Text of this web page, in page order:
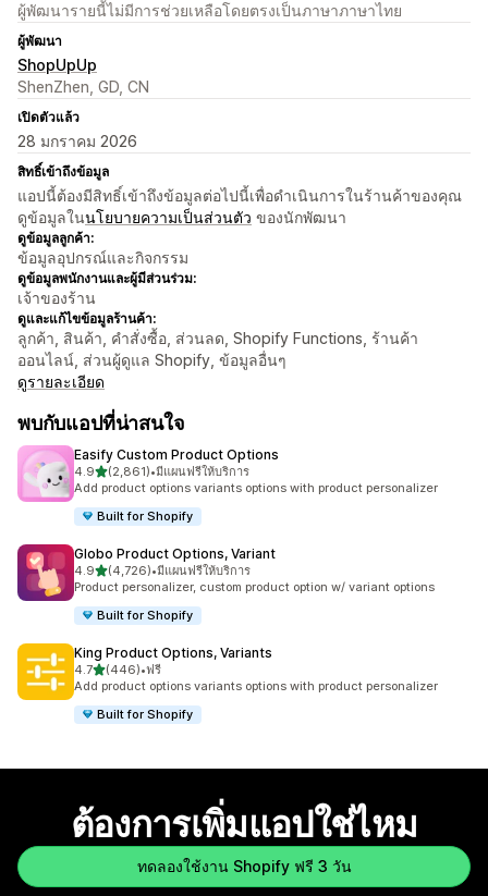
ผู้พัฒนารายนี้ไม่มีการช่วยเหลือโดยตรงเป็นภาษาภาษาไทย
ผู้พัฒนา
ShopUpUp
ShenZhen, GD, CN
เปิดตัวแล้ว
28 มกราคม 2026
สิทธิ์เข้าถึงข้อมูล
แอปนี้ต้องมีสิทธิ์เข้าถึงข้อมูลต่อไปนี้เพื่อดำเนินการในร้านค้าของคุณ
ดูข้อมูลในนโยบายความเป็นส่วนตัว ของนักพัฒนา
ดูข้อมูลลูกค้า:
ข้อมูลอุปกรณ์และกิจกรรม
ดูข้อมูลพนักงานและผู้มีส่วนร่วม:
เจ้าของร้าน
ดูและแก้ไขข้อมูลร้านค้า:
ลูกค้า, สินค้า, คำสั่งซื้อ, ส่วนลด, Shopify Functions, ร้านค้า
ออนไลน์, ส่วนผู้ดูแล Shopify, ข้อมูลอื่นๆ
ดูรายละเอียด
พบกับแอปที่น่าสนใจ
Easify Custom Product Options
4.9เต็ม 5 ดาว
(2,861)
ทั้งหมด 2861 รีวิว
•มีแผนฟรีให้บริการ
Add product options variants options with product personalizer
Built for Shopify
Globo Product Options, Variant
4.9เต็ม 5 ดาว
(4,726)
ทั้งหมด 4726 รีวิว
•มีแผนฟรีให้บริการ
Product personalizer, custom product option w/ variant options
Built for Shopify
King Product Options, Variants
4.7เต็ม 5 ดาว
(446)
ทั้งหมด 446 รีวิว
•ฟรี
Add product options variants options with product personalizer
Built for Shopify
ต้องการเพิ่มแอปใช่ไหม
ทดลองใช้งาน Shopify ฟรี 3 วัน